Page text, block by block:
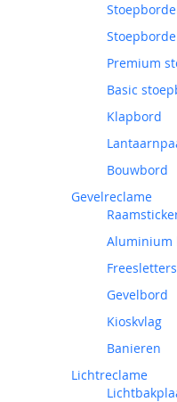
Premium
Basic
Klapbord
Bouwbord
Gevelreclame
Aluminium
Freesletters
Gevelbord
Kioskvlag
Banieren
Lichtreclame